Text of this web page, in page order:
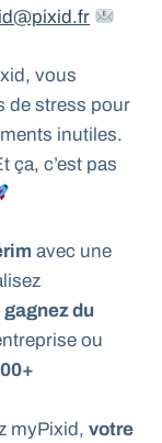
vous
de stress pour
inutiles.
ça, c’est pas
avec une
gagnez du
ou
myPixid, votre